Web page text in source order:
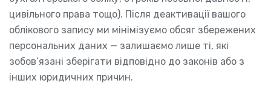
цивільного права тощо). Після деактивації вашого
облікового запису ми мінімізуємо обсяг збережених
персональних даних — залишаємо лише ті, які
зобов’язані зберігати відповідно до законів або з
інших юридичних причин.